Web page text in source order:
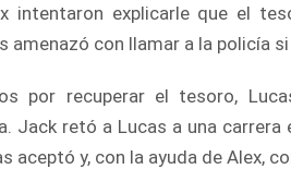
intentaron explicarle que el
amenazó con llamar a la policía
por recuperar el tesoro,
Jack retó a Lucas a una
aceptó y, con la ayuda de Alex,